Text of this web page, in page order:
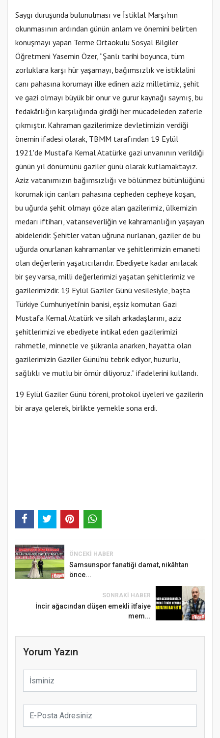
Saygı duruşunda bulunulması ve İstiklal Marşı'nın
okunmasının ardından günün anlam ve önemini belirten
konuşmayı yapan Terme Ortaokulu Sosyal Bilgiler
Öğretmeni Yasemin Özer, “Şanlı tarihi boyunca, tüm
zorluklara karşı hür yaşamayı, bağımsızlık ve istiklalini
canı pahasına korumayı ilke edinen aziz milletimiz, şehit
ve gazi olmayı büyük bir onur ve gurur kaynağı saymış, bu
fedakârlığın karşılığında girdiği her mücadeleden zaferle
çıkmıştır. Kahraman gazilerimize devletimizin verdiği
önemin ifadesi olarak, TBMM tarafından 19 Eylül
1921'de Mustafa Kemal Atatürk'e gazi unvanının verildiği
günün yıl dönümünü gaziler günü olarak kutlamaktayız.
Aziz vatanımızın bağımsızlığı ve bölünmez bütünlüğünü
korumak için canları pahasına cepheden cepheye koşan,
bu uğurda şehit olmayı göze alan gazilerimiz, ülkemizin
medarı iftiharı, vatanseverliğin ve kahramanlığın yaşayan
abideleridir. Şehitler vatan uğruna nurlanan, gaziler de bu
uğurda onurlanan kahramanlar ve şehitlerimizin emaneti
olan değerlerin yaşatıcılarıdır. Ebediyete kadar anılacak
bir şey varsa, milli değerlerimizi yaşatan şehitlerimiz ve
gazilerimizdir. 19 Eylül Gaziler Günü vesilesiyle, başta
Türkiye Cumhuriyeti’nin banisi, eşsiz komutan Gazi
Mustafa Kemal Atatürk ve silah arkadaşlarını, aziz
şehitlerimizi ve ebediyete intikal eden gazilerimizi
rahmetle, minnetle ve şükranla anarken, hayatta olan
gazilerimizin Gaziler Günü’nü tebrik ediyor, huzurlu,
sağlıklı ve mutlu bir ömür diliyoruz.” ifadelerini kullandı.
19 Eylül Gaziler Günü töreni, protokol üyeleri ve gazilerin
bir araya gelerek, birlikte yemekle sona erdi.
ÖNCEKI HABER
Samsunspor fanatiği damat, nikâhtan
önce...
SONRAKI HABER
İncir ağacından düşen emekli itfaiye
mem...
Yorum Yazın